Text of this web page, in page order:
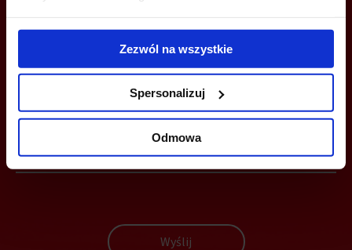
Zezwól na wszystkie
Spersonalizuj
Odmowa
MOŻESZ TEŻ ZOSTAWIĆ SWÓJ NUMER, A MY SKONTAKTUJEMY SIĘ
Wyślij